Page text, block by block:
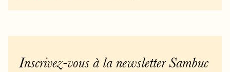
Inscrivez-vous à la newsletter Sambuc